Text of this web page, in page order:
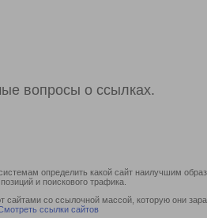
вопросы о ссылках.
определить какой сайт наилучшим
и поискового трафика.
со ссылочной массой, которую они
ссылки сайтов